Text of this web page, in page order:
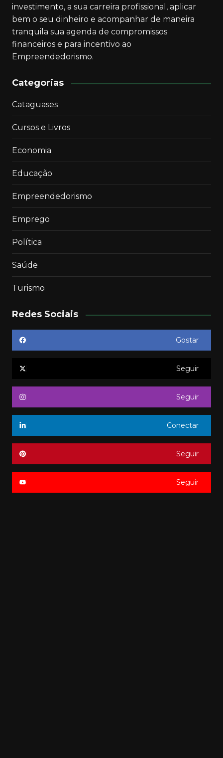
investimento, a sua carreira profissional, aplicar
bem o seu dinheiro e acompanhar de maneira
tranquila sua agenda de compromissos
financeiros e para incentivo ao
Empreendedorismo.
Categorias
Cataguases
Cursos e Livros
Economia
Educação
Empreendedorismo
Emprego
Política
Saúde
Turismo
Redes Sociais
Gostar
Seguir
Seguir
Conectar
Seguir
Seguir